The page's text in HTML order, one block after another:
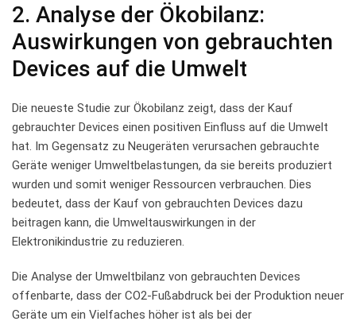
2. Analyse der ⁤Ökobilanz:​
Auswirkungen von gebrauchten
Devices auf die‌ Umwelt
Die⁢ neueste‌ Studie ⁤zur Ökobilanz​ zeigt,‍ dass der‍ Kauf
gebrauchter⁤ Devices einen positiven‌ Einfluss auf die Umwelt
hat.⁢ Im Gegensatz zu Neugeräten ⁤verursachen gebrauchte
‌Geräte weniger Umweltbelastungen, ⁢da sie bereits‍ produziert
⁣wurden und ⁣somit weniger Ressourcen ‌verbrauchen. Dies⁢
bedeutet, dass ⁣der Kauf von gebrauchten Devices ‍dazu
beitragen ⁣kann, die‌ Umweltauswirkungen in der
Elektronikindustrie ‌zu reduzieren.
Die Analyse der ⁣Umweltbilanz von gebrauchten ⁤Devices
offenbarte, dass ⁢der‌ CO2-Fußabdruck bei der ⁤Produktion neuer
Geräte um​ ein Vielfaches‍ höher ist als ⁣bei der